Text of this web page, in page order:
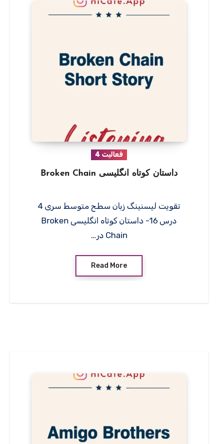
فعالیت 4
داستان کوتاه انگلیسی Broken Chain
تقویت لیسنینگ زبان سطح متوسط سری 4
درس 16- داستان کوتاه انگلیسی Broken
Chain در…
Read More